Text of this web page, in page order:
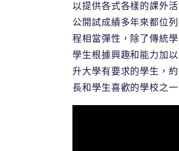
以提供各式各樣的課外
公開試成績多年來都位
程相當彈性，除了傳統
學生根據興趣和能力加
升大學有要求的學生，
長和學生喜歡的學校之一